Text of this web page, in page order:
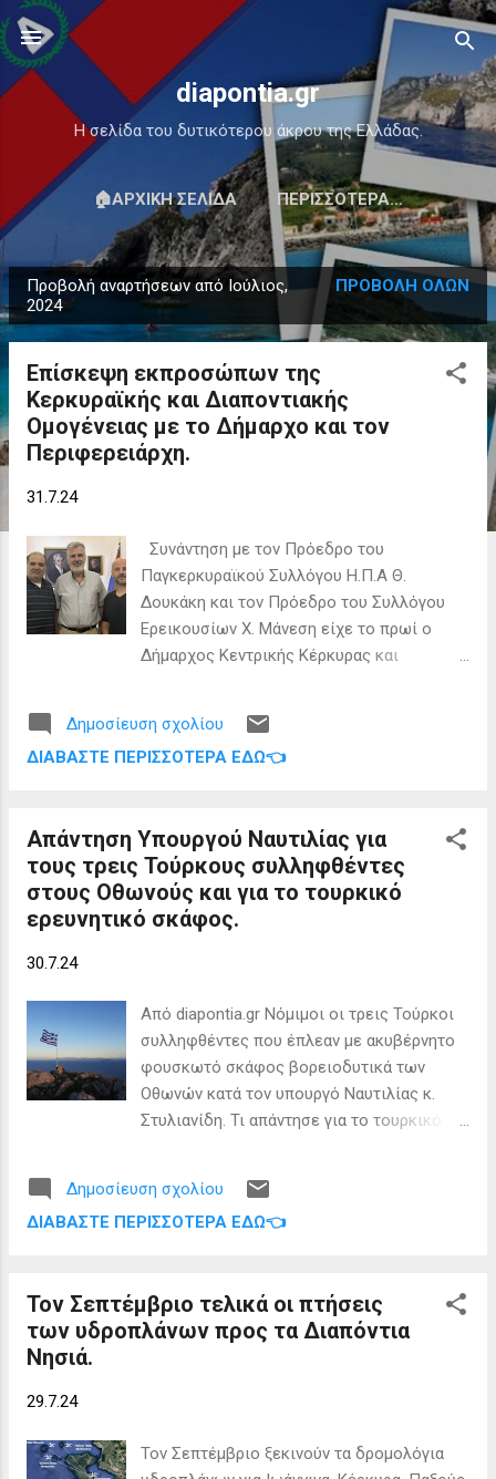
Μετάβαση στο κύριο περιεχόμενο
diapontia.gr
Η σελίδα του δυτικότερου άκρου της Ελλάδας.
🏠ΑΡΧΙΚΉ ΣΕΛΊΔΑ ΠΕΡΙΣΣΌΤΕΡΑ…
Α
ν
Προβολή αναρτήσεων από Ιούλιος,
2024
ΠΡΟΒΟΛΉ ΌΛΩΝ
Επίσκεψη εκπροσώπων της
Κερκυραϊκής και Διαποντιακής
Ομογένειας με το Δήμαρχο και τον
Περιφερειάρχη.
31.7.24
Συνάντηση με τον Πρόεδρο του
Παγκερκυραϊκού Συλλόγου Η.Π.Α Θ.
Δουκάκη και τον Πρόεδρο του Συλλόγου
Ερεικουσίων Χ. Μάνεση είχε το πρωί ο
Δήμαρχος Κεντρικής Κέρκυρας και
Δήμαρχο στην "Κερκυραϊκή Βραδιά" που
διοργανώνουν στην Αμερική τον Νοέμβριο
στον Δήμαρχο ότι ο Πανκερκυραϊκος και οι
3 Διαποντιακοί Σύλλογοι Νέας Υόρκης
(Οθωνών, Μαθρακίου και Ερείκουσας) για
ακόμα μια φορά δείχνουν πόσο ενωμένοι
Κερκυραίου Άγγελου Σκολαρίκη "Τα παιδιά
απ το Γαρούνα". Η συνάντηση με τον
Περιφερειάρχη Γιάννη Τρεπεκλή έγινε σε
πολύ φιλικό κλίμα ενώ ο Περιφερειάρχης
τόνισε ότι πάντα στήριζε την ομογένεια
Κέρκυρας και για αυτό είχε προχωρήσει σε
αδελφοποίηση του Δήμου Κέρκυρας με τον
Δημοσίευση σχολίου
ΔΙΑΒΆΣΤΕ ΠΕΡΙΣΣΌΤΕΡΑ ΕΔΏ👈
Απάντηση Υπουργού Ναυτιλίας για
τους τρεις Τούρκους συλληφθέντες
στους Οθωνούς και για το τουρκικό
ερευνητικό σκάφος.
30.7.24
Από diapontia.gr Νόμιμοι οι τρεις Τούρκοι
συλληφθέντες που έπλεαν με ακυβέρνητο
φουσκωτό σκάφος βορειοδυτικά των
Οθωνών κατά τον υπουργό Ναυτιλίας κ.
Στυλιανίδη. Τι απάντησε για το τουρκικό
Κωνσταντίνου Φλώρου: Υ.Γ: Το site
diapontia.gr ήταν το μόνο που από τη πρώτη
αντίθεση με όλα τα τοπικά ειδησεογραφικά
site που δεν ανέφεραν την καταγωγή των
Δημοσίευση σχολίου
ΔΙΑΒΆΣΤΕ ΠΕΡΙΣΣΌΤΕΡΑ ΕΔΏ👈
Τον Σεπτέμβριο τελικά οι πτήσεις
των υδροπλάνων προς τα Διαπόντια
Νησιά.
29.7.24
Τον Σεπτέμβριο ξεκινούν τα δρομολόγια